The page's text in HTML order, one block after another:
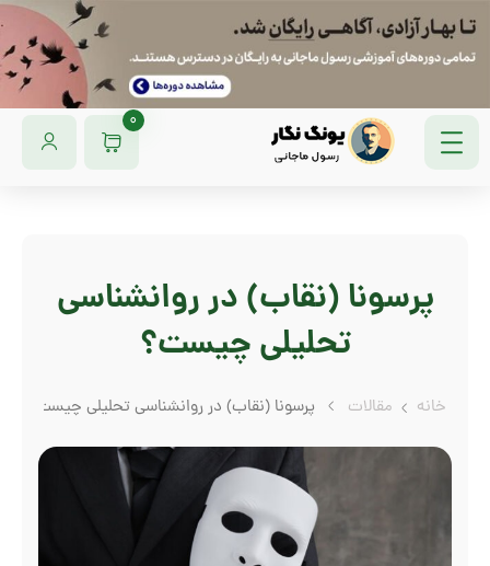
0
پرسونا (نقاب) در روانشناسی
تحلیلی چیست؟
خانه مقالات پرسونا (نقاب) در روانشناسی تحلیلی چیست؟